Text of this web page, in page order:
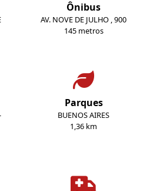
Ônibus
AV. NOVE DE JULHO , 900
145 metros
Parques
BUENOS AIRES
1,36 km